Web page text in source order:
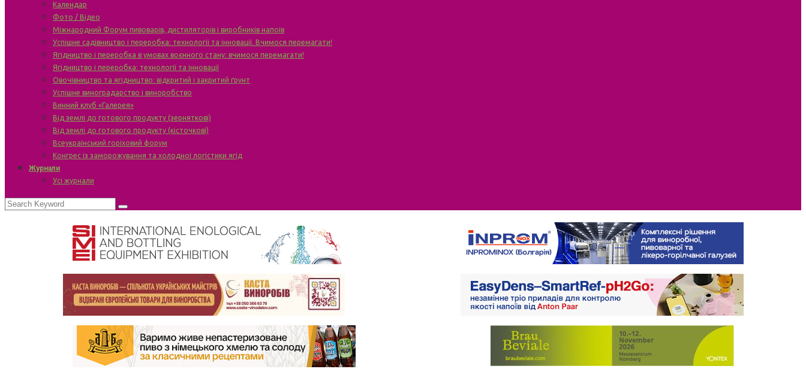
Календар
Фото / Відео
Міжнародний Форум пивоварів, дистиляторів і виробників напоїв
Успішне садівництво і переробка: технології та інновації. Вчимося перемагати!
Ягідництво і переробка в умовах воєнного стану: вчимося перемагати!
Ягідництво і переробка: технології та інновації
Овочівництво та ягідництво: відкритий і закритий ґрунт
Успішне виноградарство і виноробство
Винний клуб «Галерея»
Від землі до готового продукту (зерняткові)
Від землі до готового продукту (кісточкові)
Всеукраїнський горіховий форум
Конгрес із заморожування та холодної логістики ягід
Журнали
Усі журнали